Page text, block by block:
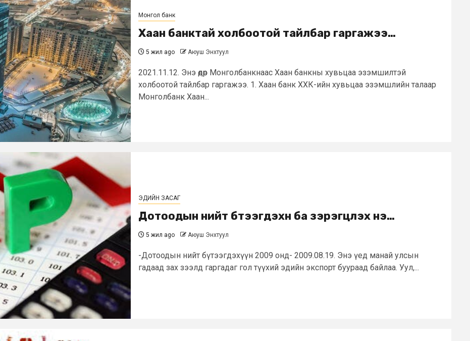
Монгол банк
Хаан банктай холбоотой тайлбар гаргажээ…
5 жил ago Аюуш Энхтуул
2021.11.12. Энэ өдөр Монголбанкнаас Хаан банкны хувьцаа эзэмшилтэй
холбоотой тайлбар гаргажээ. 1. Хаан банк ХХК-ийн хувьцаа эзэмшлийн талаар
Монголбанк Хаан...
ЭДИЙН ЗАСАГ
Дотоодын нийт бүтээгдэхүүн ба зэрэгцүүлэх үнэ…
5 жил ago Аюуш Энхтуул
-Дотоодын нийт бүтээгдэхүүн 2009 онд- 2009.08.19. Энэ үед манай улсын
гадаад зах зээлд гаргадаг гол түүхий эдийн экспорт буураад байлаа. Уул,...